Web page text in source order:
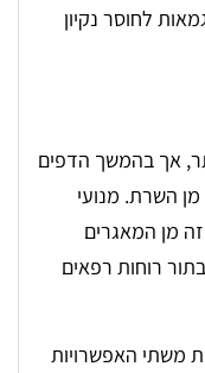
לחוסר נקיון
אך בהמשך הדפים
מן השרת. מנועי
מן המאגרים
רוחות רפאים
משתי האפשרויות